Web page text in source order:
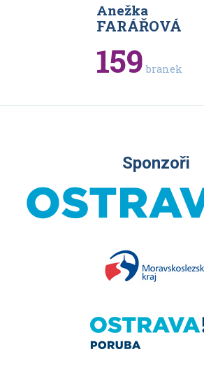
Anežka
FARÁŘOVÁ
159 branek
Sponzoři